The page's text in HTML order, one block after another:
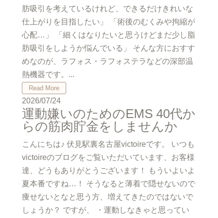
肪吸引を考えているけれど、できるだけきれいな
仕上がりを目指したい」 「術後のむくみや拘縮が
心配…」 「細くはなりたいと思うけどまだ少し脂
肪吸引をしようか悩んでいる」 そんな方におすす
めなのが、ラフォス・ラフォステラなどの深部温
熱機器です。...
Read More
2026/07/24
運動嫌いのためのEMS 40代か
らの筋肉貯金をしませんか
こんにちは♪ 伏見駅裏名古屋victoireです。 いつも
victoireのブログをご覧いただいています、お客様
達、どうもありがとうございます！ もういよいよ
夏本番ですね…！ そうなると薄着で隠せないので
痩せないとなと思う方、増えてきたのではないで
しょうか？ ですが、 ・運動しなきゃと思ってい